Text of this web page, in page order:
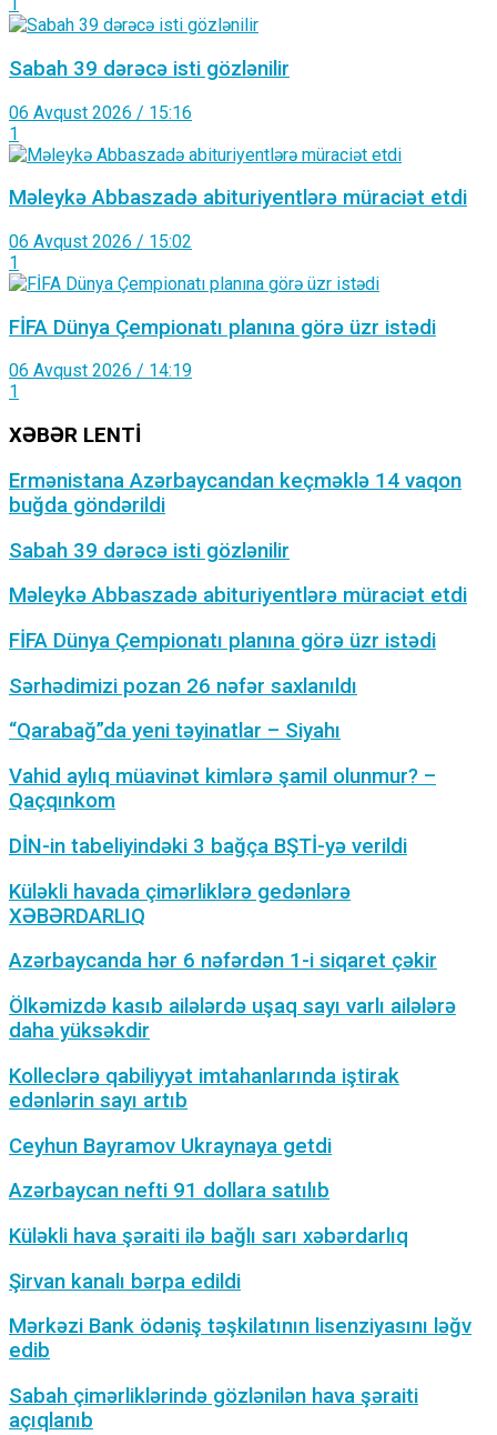
Sabah 39 dərəcə isti gözlənilir
06 Avqust 2026 / 15:16
1
Məleykə Abbaszadə abituriyentlərə müraciət etdi
06 Avqust 2026 / 15:02
1
FİFA Dünya Çempionatı planına görə üzr istədi
06 Avqust 2026 / 14:19
1
XƏBƏR LENTİ
Ermənistana Azərbaycandan keçməklə 14 vaqon
buğda göndərildi
Sabah 39 dərəcə isti gözlənilir
Məleykə Abbaszadə abituriyentlərə müraciət etdi
FİFA Dünya Çempionatı planına görə üzr istədi
Sərhədimizi pozan 26 nəfər saxlanıldı
“Qarabağ”da yeni təyinatlar – Siyahı
Vahid aylıq müavinət kimlərə şamil olunmur? –
Qaçqınkom
DİN-in tabeliyindəki 3 bağça BŞTİ-yə verildi
Küləkli havada çimərliklərə gedənlərə
XƏBƏRDARLIQ
Azərbaycanda hər 6 nəfərdən 1-i siqaret çəkir
Ölkəmizdə kasıb ailələrdə uşaq sayı varlı ailələrə
daha yüksəkdir
Kolleclərə qabiliyyət imtahanlarında iştirak
edənlərin sayı artıb
Ceyhun Bayramov Ukraynaya getdi
Azərbaycan nefti 91 dollara satılıb
Küləkli hava şəraiti ilə bağlı sarı xəbərdarlıq
Şirvan kanalı bərpa edildi
Mərkəzi Bank ödəniş təşkilatının lisenziyasını ləğv
edib
Sabah çimərliklərində gözlənilən hava şəraiti
açıqlanıb